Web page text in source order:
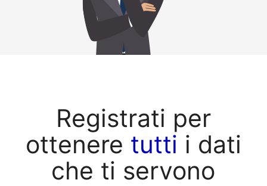
Registrati per
ottenere tutti i dati
che ti servono